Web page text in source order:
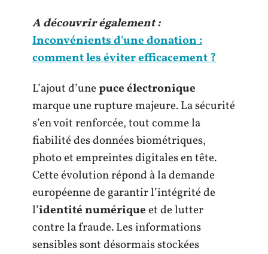
A découvrir également :
Inconvénients d'une donation :
comment les éviter efficacement ?
L’ajout d’unepuce électronique
marque une rupture majeure. La sécurité
s’en voit renforcée, tout comme la
fiabilité des données biométriques,
photo et empreintes digitales en tête.
Cette évolution répond à la demande
européenne de garantir l’intégrité de
l’identité numériqueet de lutter
contre la fraude. Les informations
sensibles sont désormais stockées